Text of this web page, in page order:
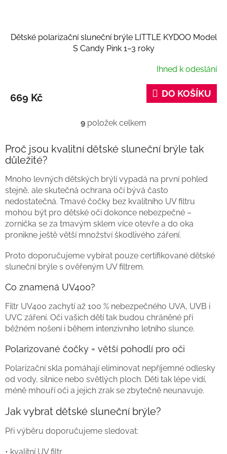
Dětské polarizační sluneční brýle LITTLE KYDOO Model
S Candy Pink 1–3 roky
Ihned k odeslání
669 Kč DO KOŠÍKU
O
l
á
a
c
í
p
r
v
k
v
ý
p
9 položek celkem
Proč jsou kvalitní dětské sluneční brýle tak
důležité?
Mnoho levných dětských brýlí vypadá na první pohled
stejně, ale skutečná ochrana očí bývá často
nedostatečná. Tmavé čočky bez kvalitního UV filtru
mohou být pro dětské oči dokonce nebezpečné –
zornička se za tmavým sklem více otevře a do oka
pronikne ještě větší množství škodlivého záření.
Proto doporučujeme vybírat pouze certifikované dětské
sluneční brýle s ověřeným UV filtrem.
Co znamená UV400?
Filtr UV400 zachytí až 100 % nebezpečného UVA, UVB i
UVC záření. Oči vašich dětí tak budou chráněné při
běžném nošení i během intenzivního letního slunce.
Polarizované čočky = větší pohodlí pro oči
Polarizační skla pomáhají eliminovat nepříjemné odlesky
od vody, silnice nebo světlých ploch. Děti tak lépe vidí,
méně mhouří oči a jejich zrak se zbytečně neunavuje.
Jak vybrat dětské sluneční brýle?
Při výběru doporučujeme sledovat:
• kvalitní UV filtr